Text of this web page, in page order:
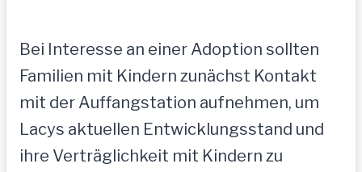
Bei Interesse an einer Adoption sollten
Familien mit Kindern zunächst Kontakt
mit der Auffangstation aufnehmen, um
Lacys aktuellen Entwicklungsstand und
ihre Verträglichkeit mit Kindern zu